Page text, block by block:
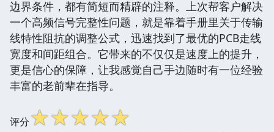
边界条件，都有简短而精辟的注释。上次帮客户解决
一个高频信号完整性问题，就是靠着手册里关于传输
线特性阻抗的调整公式，迅速找到了最优的PCB走线
宽度和间距组合。它带来的不仅仅是速度上的提升，
更是信心的保障，让我感觉自己手边随时有一位经验
丰富的老前辈在指导。
评分☆☆☆☆☆